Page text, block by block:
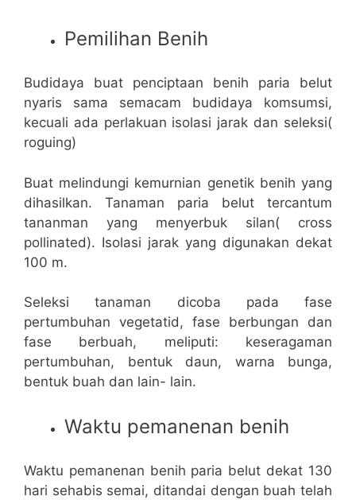
Pemilihan Benih
Budidaya buat penciptaan benih paria belut
nyaris sama semacam budidaya komsumsi,
kecuali ada perlakuan isolasi jarak dan seleksi(
roguing)
Buat melindungi kemurnian genetik benih yang
dihasilkan. Tanaman paria belut tercantum
tananman yang menyerbuk silan( cross
pollinated). Isolasi jarak yang digunakan dekat
100 m.
Seleksi tanaman dicoba pada fase
pertumbuhan vegetatid, fase berbungan dan
fase berbuah, meliputi: keseragaman
pertumbuhan, bentuk daun, warna bunga,
bentuk buah dan lain- lain.
Waktu pemanenan benih
Waktu pemanenan benih paria belut dekat 130
hari sehabis semai, ditandai dengan buah telah